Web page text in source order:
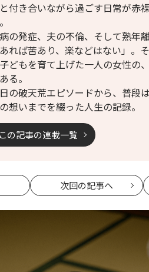
付き合いながら過ごす日常が赤
の発症、夫の不倫、そして熟年離
あれば苦あり、楽などはない」。
どもを育て上げた一人の女性の
る。
の破天荒エピソードから、普段
想いまでを綴った人生の記録。
この記事の連載一覧
次回の記事へ